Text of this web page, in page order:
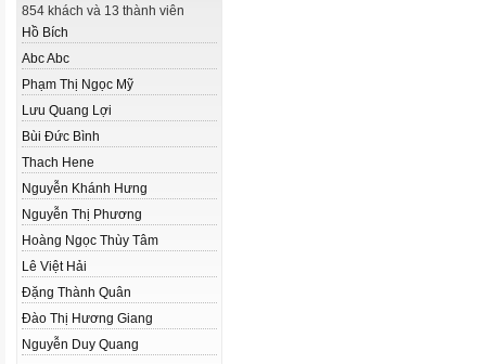
854 khách và 13 thành viên
Hồ Bích
Abc Abc
Phạm Thị Ngọc Mỹ
Lưu Quang Lợi
Bùi Đức Bình
Thach Hene
Nguyễn Khánh Hưng
Nguyễn Thị Phương
Hoàng Ngọc Thùy Tâm
Lê Việt Hải
Đặng Thành Quân
Đào Thị Hương Giang
Nguyễn Duy Quang